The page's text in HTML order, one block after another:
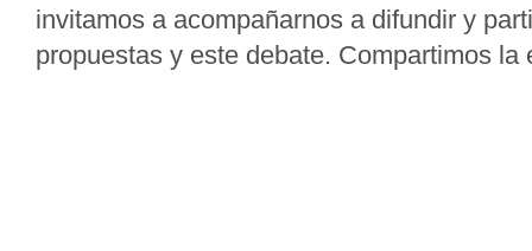
invitamos a acompañarnos a difundir y
propuestas y este debate. Compartimos la